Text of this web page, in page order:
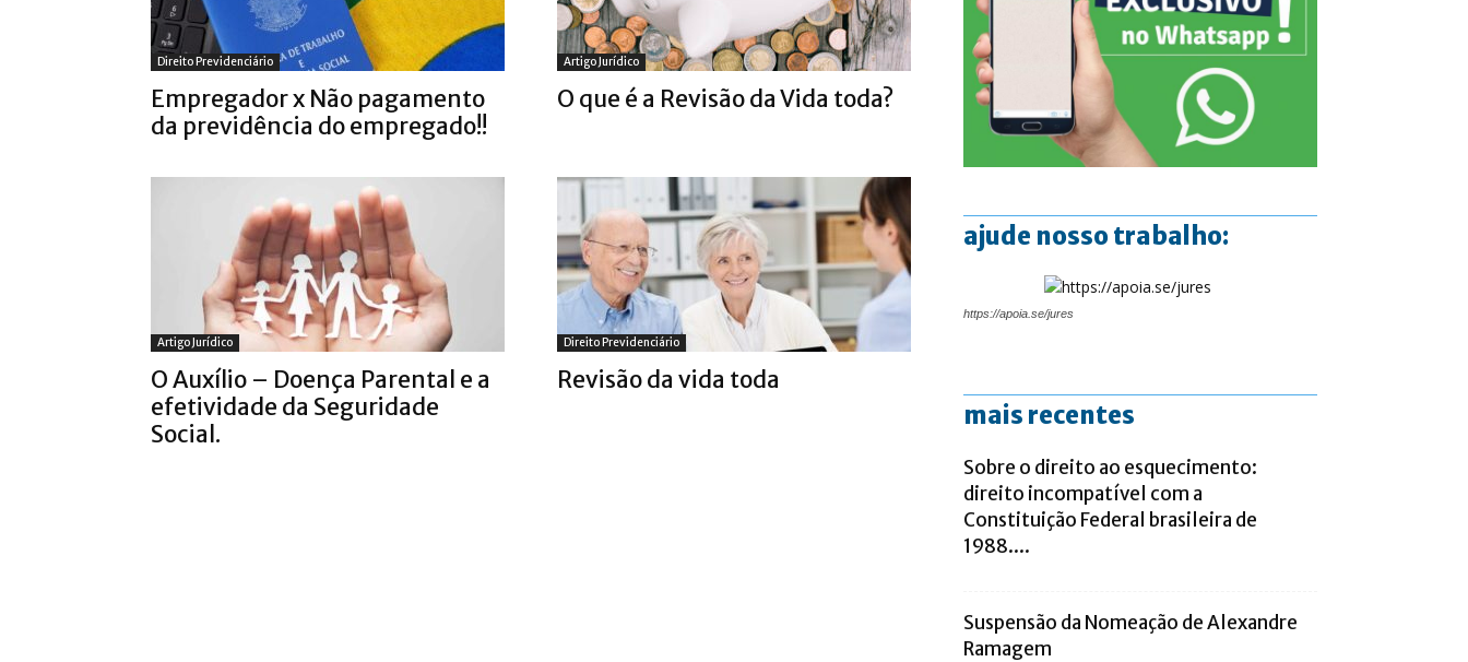
Direito Previdenciário
Empregador x Não pagamento
da previdência do empregado!!
Artigo Jurídico
O que é a Revisão da Vida toda?
Artigo Jurídico
O Auxílio – Doença Parental e a
efetividade da Seguridade
Social.
Direito Previdenciário
Revisão da vida toda
ajude nosso trabalho:
https://apoia.se/jures
mais recentes
Sobre o direito ao esquecimento:
direito incompatível com a
Constituição Federal brasileira de
1988....
Suspensão da Nomeação de Alexandre
Ramagem